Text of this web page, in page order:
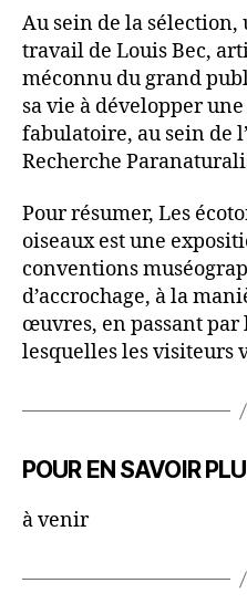
Au sein de la sélection,
travail de Louis Bec,
méconnu du grand
sa vie à développer
fabulatoire, au sein de
Recherche
Pour résumer, Les
oiseaux est une
conventions
d’accrochage, à la
œuvres, en passant par
lesquelles les visiteurs
POUR EN SAVOIR
à venir